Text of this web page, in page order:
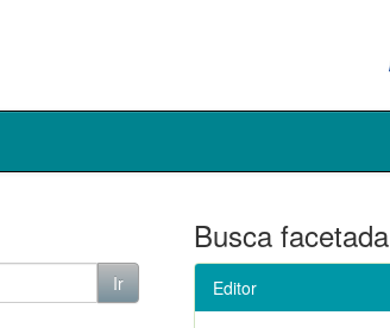
Busca facetada
Editor